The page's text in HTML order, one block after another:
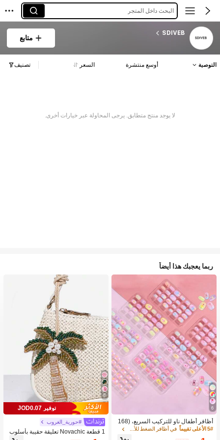
البحث داخل المتجر
SDIVEB
متابع
التوصية أوسع منتشرة السعر تصنيف
لا يوجد منتج متطابق. يرجى المحاولة عبر خيارات أخرى.
ربما يعجبك هذا أيضاً
6
أظافر أطفال ناو للتركيب السريع، (168
قطعة و 24 قطعة) أظافر صناعية مسبقة
5# الأعلى تقييماً في أظافر الضغط للأطفال
8
توفير JOD0.07
#حورية_الغروب
1 قطعة Novachic تعليقة حقيبة بأسلوب
العطلات مزينة بالخرز على شكل نجمة الب